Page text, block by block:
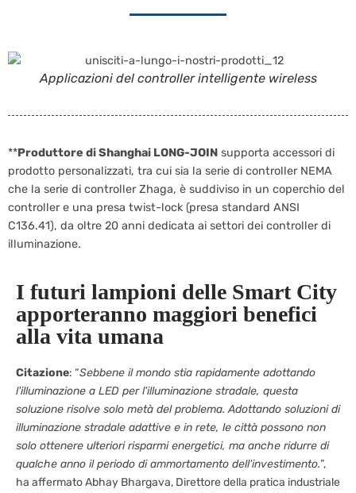
Applicazioni del controller intelligente wireless
**Produttore di Shanghai LONG-JOIN supporta accessori di
prodotto personalizzati, tra cui sia la serie di controller NEMA
che la serie di controller Zhaga, è suddiviso in un coperchio del
controller e una presa twist-lock (presa standard ANSI
C136.41), da oltre 20 anni dedicata ai settori dei controller di
illuminazione.
I futuri lampioni delle Smart City
apporteranno maggiori benefici
alla vita umana
Citazione: “Sebbene il mondo stia rapidamente adottando
l'illuminazione a LED per l'illuminazione stradale, questa
soluzione risolve solo metà del problema. Adottando soluzioni di
illuminazione stradale adattive e in rete, le città possono non
solo ottenere ulteriori risparmi energetici, ma anche ridurre di
qualche anno il periodo di ammortamento dell'investimento.”,
ha affermato Abhay Bhargava, Direttore della pratica industriale